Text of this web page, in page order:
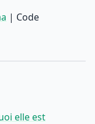
| Code
elle est